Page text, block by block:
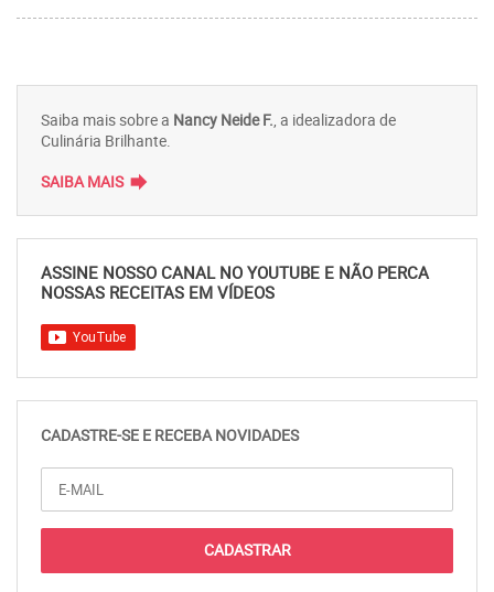
Saiba mais sobre a Nancy Neide F., a idealizadora de
Culinária Brilhante.
SAIBA MAIS forward
ASSINE NOSSO CANAL NO YOUTUBE E NÃO PERCA
NOSSAS RECEITAS EM VÍDEOS
CADASTRE-SE E RECEBA NOVIDADES